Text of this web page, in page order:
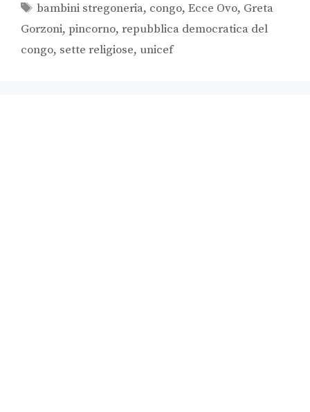
bambini stregoneria, congo,Ecce Ovo, Greta
Gorzoni, pincorno, repubblica democratica del
congo, sette religiose, unicef